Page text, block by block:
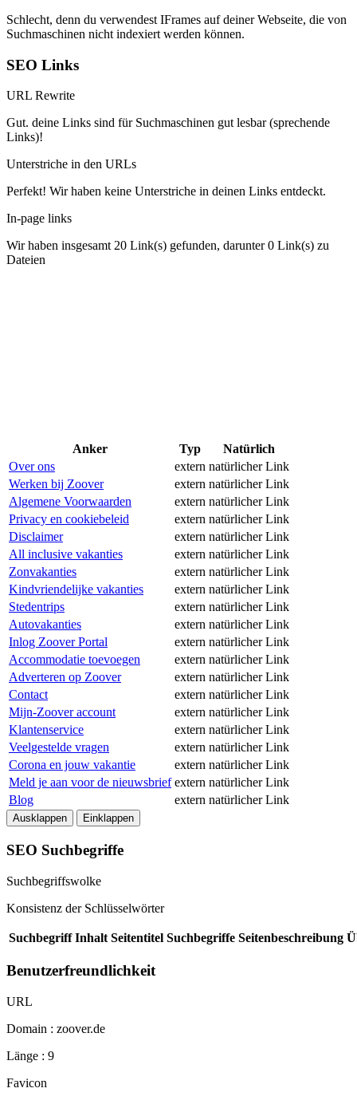
Schlecht, denn du verwendest IFrames auf deiner Webseite, die von
Suchmaschinen nicht indexiert werden können.
SEO Links
URL Rewrite
Gut. deine Links sind für Suchmaschinen gut lesbar (sprechende
Links)!
Unterstriche in den URLs
Perfekt! Wir haben keine Unterstriche in deinen Links entdeckt.
In-page links
Wir haben insgesamt 20 Link(s) gefunden, darunter 0 Link(s) zu
Dateien
Anker Typ
Natürlich
Over ons
extern natürlicher Link
Werken bij Zoover
extern natürlicher Link
Algemene Voorwaarden
extern natürlicher Link
Privacy en cookiebeleid
extern natürlicher Link
Disclaimer
extern natürlicher Link
All inclusive vakanties
extern natürlicher Link
Zonvakanties
extern natürlicher Link
Kindvriendelijke vakanties
extern natürlicher Link
Stedentrips
extern natürlicher Link
Autovakanties
extern natürlicher Link
Inlog Zoover Portal
extern natürlicher Link
Accommodatie toevoegen
extern natürlicher Link
Adverteren op Zoover
extern natürlicher Link
Contact
extern natürlicher Link
Mijn-Zoover account
extern natürlicher Link
Klantenservice
extern natürlicher Link
Veelgestelde vragen
extern natürlicher Link
Corona en jouw vakantie
extern natürlicher Link
Meld je aan voor de nieuwsbrief extern natürlicher Link
Blog
extern natürlicher Link
Ausklappen Einklappen
SEO Suchbegriffe
Suchbegriffswolke
Konsistenz der Schlüsselwörter
Suchbegriff Inhalt Seitentitel Suchbegriffe Seitenbeschreibung
Benutzerfreundlichkeit
URL
Domain : zoover.de
Länge : 9
Favicon